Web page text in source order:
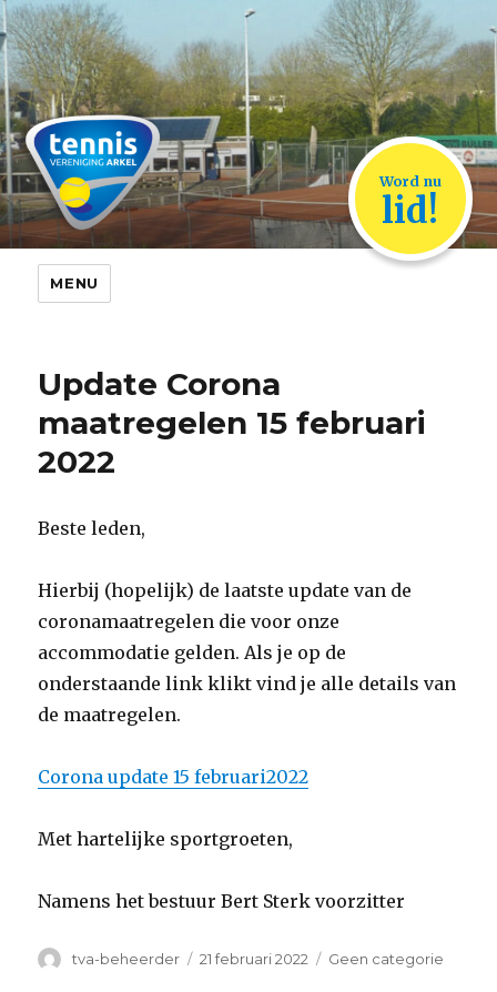
TVA Arkel
Word nu
lid!
MENU
Update Corona
maatregelen 15 februari
2022
Beste leden,
Hierbij (hopelijk) de laatste update van de
coronamaatregelen die voor onze
accommodatie gelden. Als je op de
onderstaande link klikt vind je alle details van
de maatregelen.
Corona update 15 februari2022
Met hartelijke sportgroeten,
Namens het bestuur Bert Sterk voorzitter
Auteur
tva-beheerder
Geplaatst
21 februari 2022 Categorieën
Geen categorie